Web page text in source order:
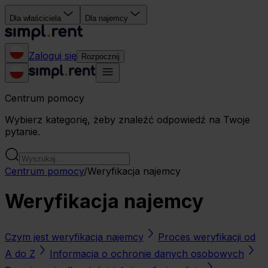
Dla właściciela Dla najemcy
Zaloguj się Rozpocznij
Centrum pomocy
Wybierz kategorię, żeby znaleźć odpowiedź na Twoje
pytanie.
Centrum pomocy/Weryfikacja najemcy
Weryfikacja najemcy
Czym jest weryfikacja najemcy
Proces weryfikacji od
A do Z
Informacja o ochronie danych osobowych